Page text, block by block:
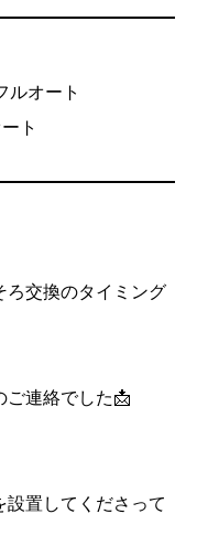
オート
ト
ろ交換のタイミング
ご連絡でした📩
設置してくださって